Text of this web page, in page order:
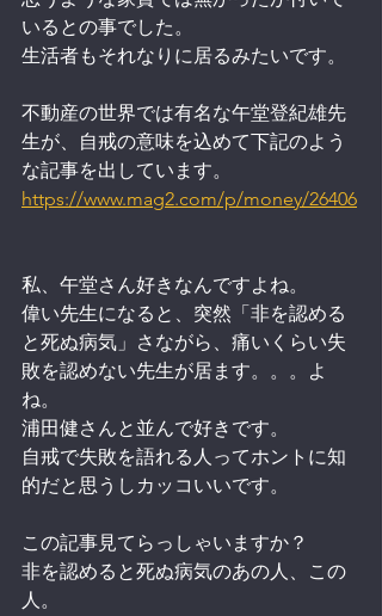
いるとの事でした。
生活者もそれなりに居るみたいです。
不動産の世界では有名な午堂登紀雄先
生が、自戒の意味を込めて下記のよう
な記事を出しています。
https://www.mag2.com/p/money/26406
私、午堂さん好きなんですよね。
偉い先生になると、突然「非を認める
と死ぬ病気」さながら、痛いくらい失
敗を認めない先生が居ます。。。よ
ね。
浦田健さんと並んで好きです。
自戒で失敗を語れる人ってホントに知
的だと思うしカッコいいです。
この記事見てらっしゃいますか？
非を認めると死ぬ病気のあの人、この
人。